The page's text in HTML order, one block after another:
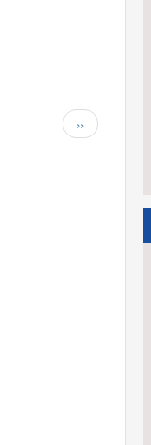
Siguiente
página
››